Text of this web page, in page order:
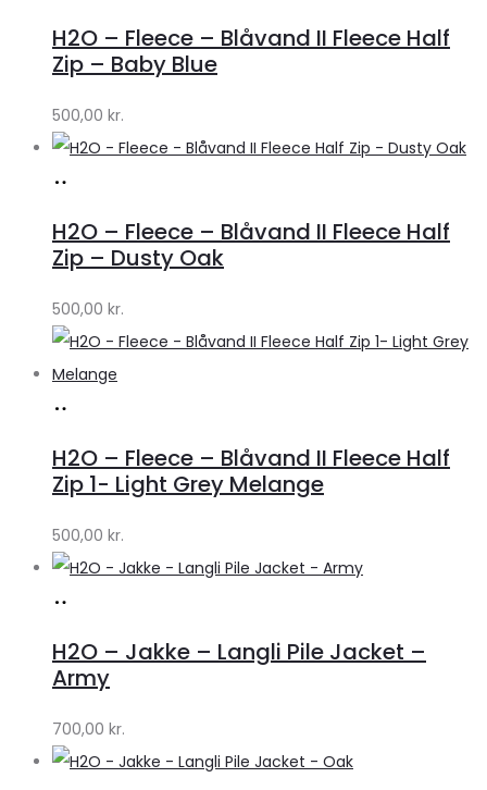
Lykke
by
Lykke
H2O – Fleece – Blåvand II Fleece Half
Zip – Baby Blue
500,00 kr.
Lykke
by
Lykke
H2O – Fleece – Blåvand II Fleece Half
Zip – Dusty Oak
500,00 kr.
Lykke
by
Lykke
H2O – Fleece – Blåvand II Fleece Half
Zip 1- Light Grey Melange
500,00 kr.
Lykke
Lykke
H2O – Jakke – Langli Pile Jacket –
Army
700,00 kr.